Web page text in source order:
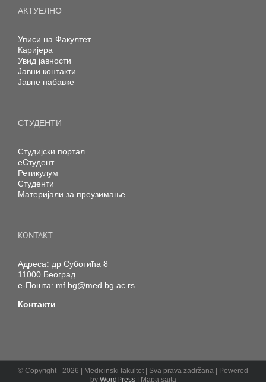
АКТУЕЛНО
Уписи на Факултет
Каријера
Увид јавности
Јавни контакти
СТУДЕНТИ
Студијски портал
еСтудент
Ретикулум
Студенти
Материјали за преузимање
KONTAKT
Адреса: др Суботића 8
11000 Београд
mf.bg@med.bg.ac.rs
© Copyright -
2026 | Medicinski fakultet | Sva prava zadržana | Powered